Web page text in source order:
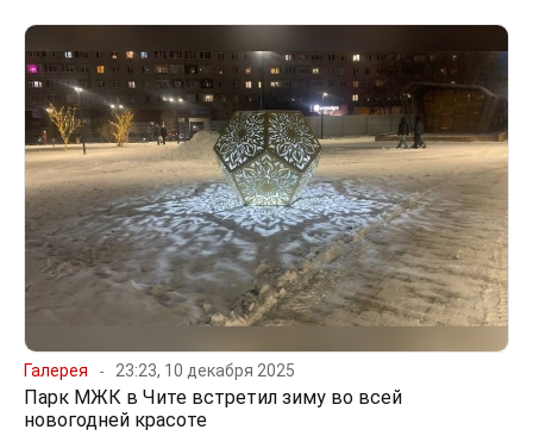
Галерея 23:23, 10 декабря 2025
Парк МЖК в Чите встретил зиму во всей
новогодней красоте